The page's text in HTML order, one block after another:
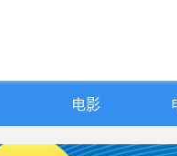
电影